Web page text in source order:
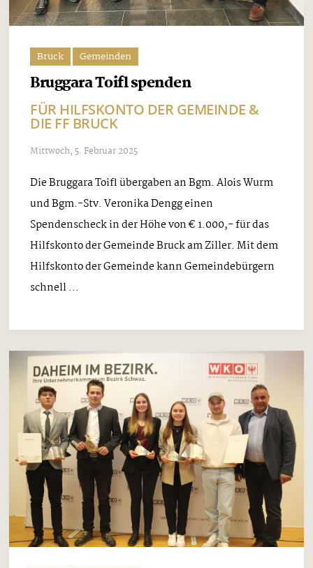
Bruck Gemeinden
Bruggara Toifl spenden
FÜR HILFSKONTO DER GEMEINDE &
DIE FF BRUCK
Mittwoch, 5. Februar 2025
Die Bruggara Toifl übergaben an Bgm. Alois Wurm
und Bgm.-Stv. Veronika Dengg einen
Spendenscheck in der Höhe von € 1.000,- für das
Hilfskonto der Gemeinde Bruck am Ziller. Mit dem
Hilfskonto der Gemeinde kann Gemeindebürgern
schnell ...